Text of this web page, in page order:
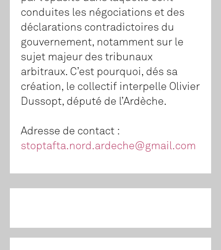
conduites les négociations et des
déclarations contradictoires du
gouvernement, notamment sur le
sujet majeur des tribunaux
arbitraux. C’est pourquoi, dés sa
création, le collectif interpelle Olivier
Dussopt, député de l’Ardèche.
Adresse de contact :
stoptafta.nord.ardeche@gmail.com